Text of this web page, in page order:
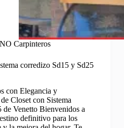
Carpinteros
corredizo Sd15 y Sd25
con Elegancia y
Closet con Sistema
Venetto Bienvenidos a
definitivo para los